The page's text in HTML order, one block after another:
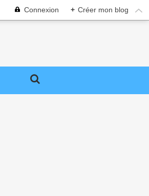
Connexion + Créer mon blog